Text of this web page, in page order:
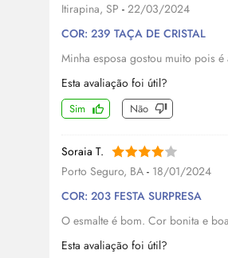
Itirapina, SP - 22/03/2024
COR: 239 TAÇA DE CRISTAL
Minha esposa gostou muito pois
Esta avaliação foi útil?
Sim Não
Soraia T.
Porto Seguro, BA - 18/01/2024
COR: 203 FESTA SURPRESA
O esmalte é bom. Cor bonita e
Esta avaliação foi útil?